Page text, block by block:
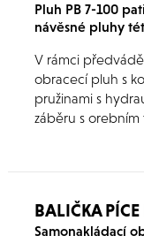
Pluh PB 7-100
návěsné pluhy
V rámci
obracecí pluh s
pružinami s
záběru s orebním
BALIČKA
Samonakládací